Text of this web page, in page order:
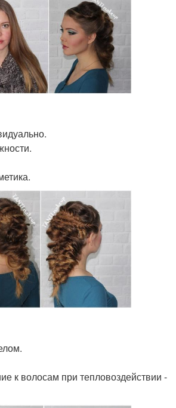
к волосам при тепловоздействии -